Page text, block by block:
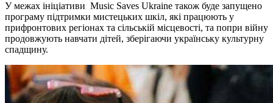
У межах ініціативи Music Saves Ukraine також буде запущено
програму підтримки мистецьких шкіл, які працюють у
прифронтових регіонах та сільській місцевості, та попри війну
продовжують навчати дітей, зберігаючи українську культурну
спадщину.